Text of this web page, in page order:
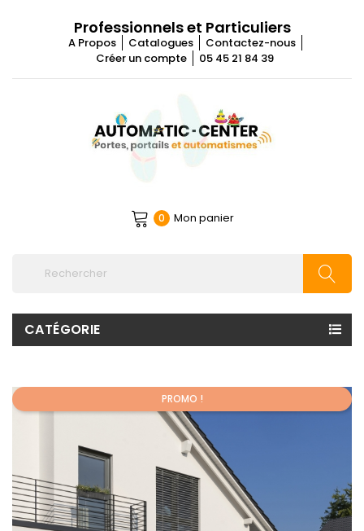
Professionnels et Particuliers
A Propos Catalogues
Contactez-nous
Créer un compte
05 45 21 84 39
0 Mon panier
CATÉGORIE
PROMO !
Promo !